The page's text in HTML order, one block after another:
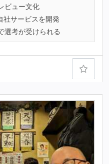
ビュー文化
社サービスを開発
選考が受けられる